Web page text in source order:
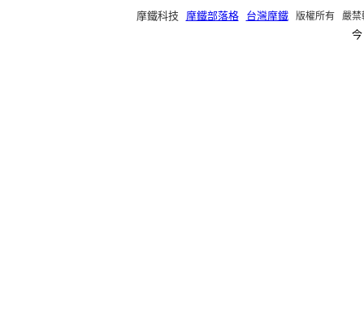
摩鐵科技 摩鐵部落格 台灣摩鐵版權所有 嚴禁